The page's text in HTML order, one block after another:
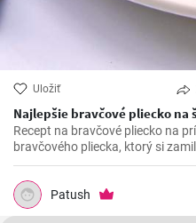
Uložiť
Najlepšie bravčové pliecko na
Recept na bravčové pliecko na
bravčového pliecka, ktorý si
dispozícií pár ingrediencií a
na svete.
Patush